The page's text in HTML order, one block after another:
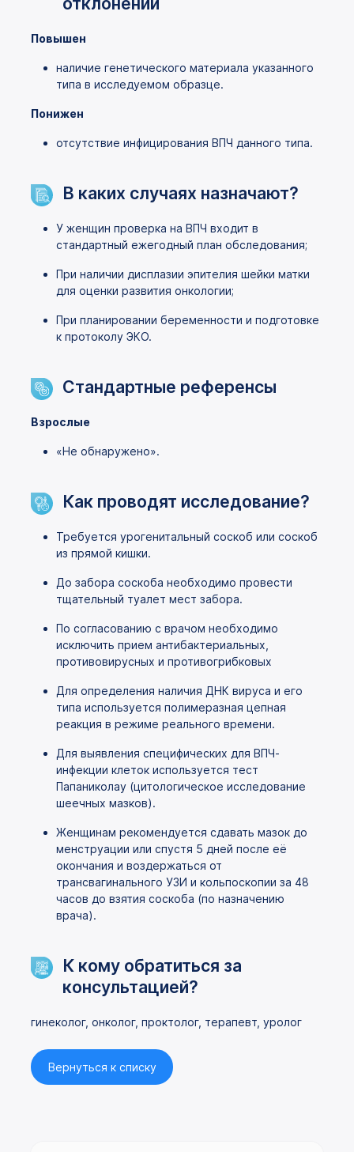
Повышен
наличие генетического материала указанного
типа в исследуемом образце.
Понижен
отсутствие инфицирования ВПЧ данного типа.
В каких случаях назначают?
У женщин проверка на ВПЧ входит в
стандартный ежегодный план обследования;
При наличии дисплазии эпителия шейки матки
для оценки развития онкологии;
При планировании беременности и подготовке
к протоколу ЭКО.
Стандартные референсы
Взрослые
«Не обнаружено».
Как проводят исследование?
Требуется урогенитальный соскоб или соскоб
из прямой кишки.
До забора соскоба необходимо провести
тщательный туалет мест забора.
По согласованию с врачом необходимо
исключить прием антибактериальных,
противовирусных и противогрибковых
Для определения наличия ДНК вируса и его
типа используется полимеразная цепная
реакция в режиме реального времени.
Для выявления специфических для ВПЧ-
инфекции клеток используется тест
Папаниколау (цитологическое исследование
шеечных мазков).
Женщинам рекомендуется сдавать мазок до
менструации или спустя 5 дней после её
окончания и воздержаться от
трансвагинального УЗИ и кольпоскопии за 48
часов до взятия соскоба (по назначению
врача).
К кому обратиться за
консультацией?
гинеколог, онколог, проктолог, терапевт, уролог
Вернуться к списку